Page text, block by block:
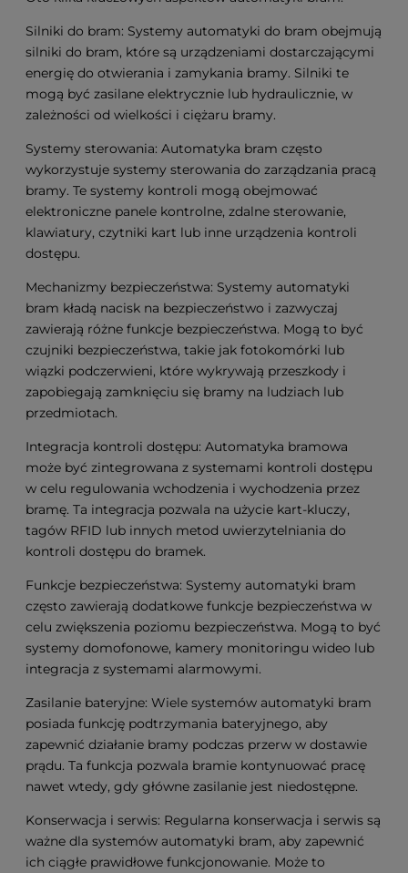
Silniki do bram: Systemy automatyki do bram obejmują
silniki do bram, które są urządzeniami dostarczającymi
energię do otwierania i zamykania bramy. Silniki te
mogą być zasilane elektrycznie lub hydraulicznie, w
zależności od wielkości i ciężaru bramy.
Systemy sterowania: Automatyka bram często
wykorzystuje systemy sterowania do zarządzania pracą
bramy. Te systemy kontroli mogą obejmować
elektroniczne panele kontrolne, zdalne sterowanie,
klawiatury, czytniki kart lub inne urządzenia kontroli
dostępu.
Mechanizmy bezpieczeństwa: Systemy automatyki
bram kładą nacisk na bezpieczeństwo i zazwyczaj
zawierają różne funkcje bezpieczeństwa. Mogą to być
czujniki bezpieczeństwa, takie jak fotokomórki lub
wiązki podczerwieni, które wykrywają przeszkody i
zapobiegają zamknięciu się bramy na ludziach lub
przedmiotach.
Integracja kontroli dostępu: Automatyka bramowa
może być zintegrowana z systemami kontroli dostępu
w celu regulowania wchodzenia i wychodzenia przez
bramę. Ta integracja pozwala na użycie kart-kluczy,
tagów RFID lub innych metod uwierzytelniania do
kontroli dostępu do bramek.
Funkcje bezpieczeństwa: Systemy automatyki bram
często zawierają dodatkowe funkcje bezpieczeństwa w
celu zwiększenia poziomu bezpieczeństwa. Mogą to być
systemy domofonowe, kamery monitoringu wideo lub
integracja z systemami alarmowymi.
Zasilanie bateryjne: Wiele systemów automatyki bram
posiada funkcję podtrzymania bateryjnego, aby
zapewnić działanie bramy podczas przerw w dostawie
prądu. Ta funkcja pozwala bramie kontynuować pracę
nawet wtedy, gdy główne zasilanie jest niedostępne.
Konserwacja i serwis: Regularna konserwacja i serwis są
ważne dla systemów automatyki bram, aby zapewnić
ich ciągłe prawidłowe funkcjonowanie. Może to